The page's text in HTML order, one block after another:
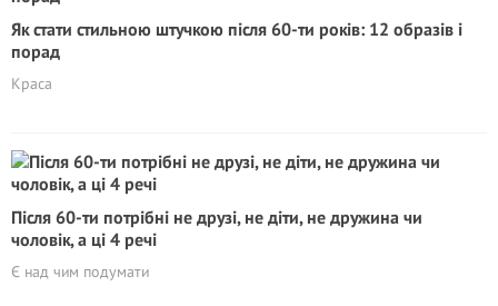
Як стати стильною штучкою після 60-ти років: 12 образів і
порад
Краса
Після 60-ти потрібні не друзі, не діти, не дружина чи
чоловік, а ці 4 речі
Є над чим подумати